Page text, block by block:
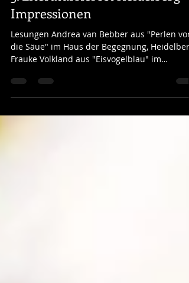
5. LiteraturHerbst Heidelberg -
Impressionen
Lesungen Andrea van Bebber aus "Perlen vor
Frauke Volkland aus "Eisvogelblau" im
Rahmen...